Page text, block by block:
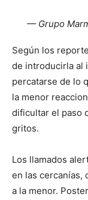
— Grupo
Según los
de introducirla al
percatarse de lo
la menor
dificultar el paso
gritos.
Los llamados
en las cercanías,
a la menor.